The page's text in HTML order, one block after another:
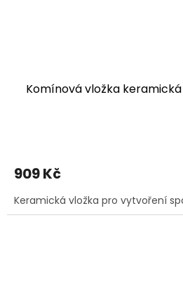
Komínová vložka
909 Kč
Keramická vložka pro vytvoření